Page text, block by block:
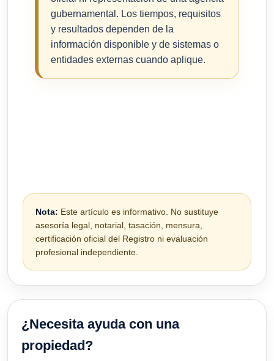
gubernamental. Los tiempos, requisitos
y resultados dependen de la
información disponible y de sistemas o
entidades externas cuando aplique.
Nota: Este artículo es informativo. No sustituye
asesoría legal, notarial, tasación, mensura,
certificación oficial del Registro ni evaluación
profesional independiente.
¿Necesita ayuda con una
propiedad?